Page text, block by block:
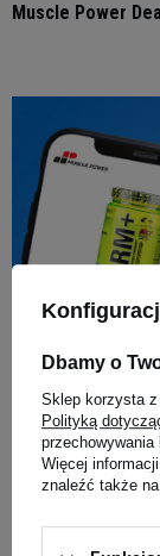
Muscle Power
Dbamy o
Sklep korzysta z
Polityką
przechowywania
Więcej
znaleźć także